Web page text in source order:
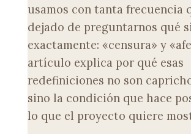
usamos con tanta frecuencia
dejado de preguntarnos qué
exactamente: «censura» y
artículo explica por qué esas
redefiniciones no son
sino la condición que hace
lo que el proyecto quiere